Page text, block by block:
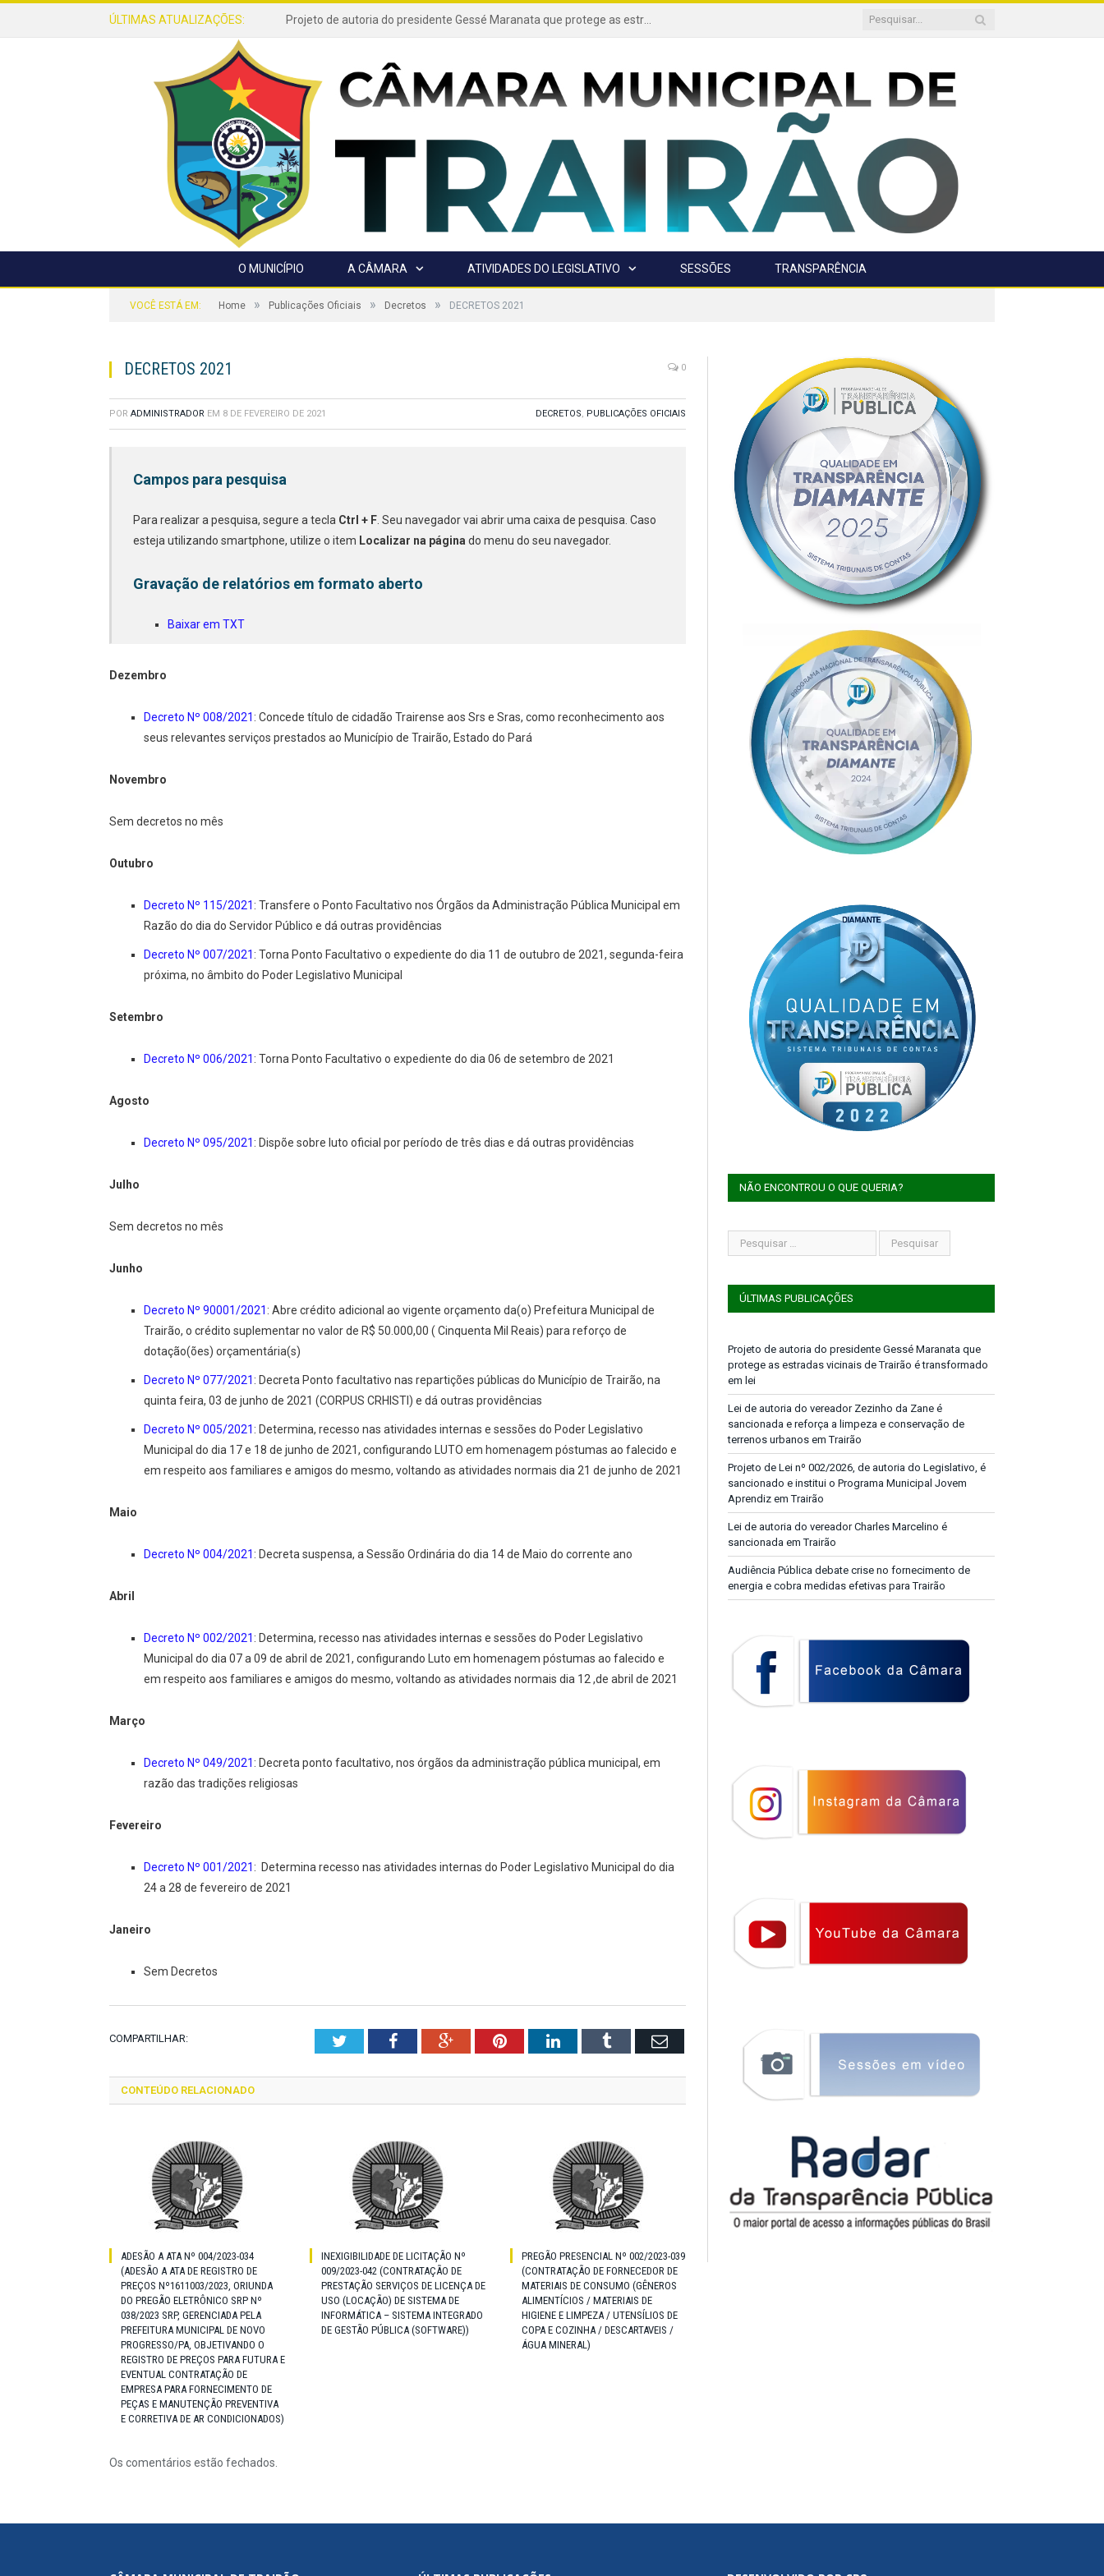
ÚLTIMAS ATUALIZAÇÕES: Projeto de autoria do presidente Gessé Maranata que protege as estradas vicinais de Trairão é transformado em lei
O MUNICÍPIO A CÂMARA ATIVIDADES DO LEGISLATIVO SESSÕES TRANSPARÊNCIA
VOCÊ ESTÁ EM: Home » Publicações Oficiais » Decretos » DECRETOS 2021
DECRETOS 2021 0
POR ADMINISTRADOR EM 8 DE FEVEREIRO DE 2021 DECRETOS, PUBLICAÇÕES OFICIAIS
Campos para pesquisa
Para realizar a pesquisa, segure a tecla Ctrl + F. Seu navegador vai abrir uma caixa de pesquisa. Caso
esteja utilizando smartphone, utilize o item Localizar na página do menu do seu navegador.
Gravação de relatórios em formato aberto
Baixar em TXT
Dezembro
Decreto Nº 008/2021 : Concede título de cidadão Trairense aos Srs e Sras, como reconhecimento aos
seus relevantes serviços prestados ao Município de Trairão, Estado do Pará
Novembro
Sem decretos no mês
Outubro
Decreto Nº 115/2021 : Transfere o Ponto Facultativo nos Órgãos da Administração Pública Municipal em
Razão do dia do Servidor Público e dá outras providências
Decreto Nº 007/2021 : Torna Ponto Facultativo o expediente do dia 11 de outubro de 2021, segunda-feira
próxima, no âmbito do Poder Legislativo Municipal
Setembro
Decreto Nº 006/2021 : Torna Ponto Facultativo o expediente do dia 06 de setembro de 2021
Agosto
Decreto Nº 095/2021 : Dispõe sobre luto oficial por período de três dias e dá outras providências
Julho
Sem decretos no mês
Junho
Decreto Nº 90001/2021 : Abre crédito adicional ao vigente orçamento da(o) Prefeitura Municipal de
Trairão, o crédito suplementar no valor de R$ 50.000,00 ( Cinquenta Mil Reais) para reforço de
dotação(ões) orçamentária(s)
Decreto Nº 077/2021 : Decreta Ponto facultativo nas repartições públicas do Município de Trairão, na
quinta feira, 03 de junho de 2021 (CORPUS CRHISTI) e dá outras providências
Decreto Nº 005/2021 : Determina, recesso nas atividades internas e sessões do Poder Legislativo
Municipal do dia 17 e 18 de junho de 2021, configurando LUTO em homenagem póstumas ao falecido e
em respeito aos familiares e amigos do mesmo, voltando as atividades normais dia 21 de junho de 2021
Maio
Decreto Nº 004/2021 : Decreta suspensa, a Sessão Ordinária do dia 14 de Maio do corrente ano
Abril
Decreto Nº 002/2021 : Determina, recesso nas atividades internas e sessões do Poder Legislativo
Municipal do dia 07 a 09 de abril de 2021, configurando Luto em homenagem póstumas ao falecido e
em respeito aos familiares e amigos do mesmo, voltando as atividades normais dia 12 ,de abril de 2021
Março
Decreto Nº 049/2021 : Decreta ponto facultativo, nos órgãos da administração pública municipal, em
razão das tradições religiosas
Fevereiro
Decreto Nº 001/2021 : Determina recesso nas atividades internas do Poder Legislativo Municipal do dia
24 a 28 de fevereiro de 2021
Janeiro
Sem Decretos
COMPARTILHAR: TwitterFacebookGoogle+PinterestLinkedInTumblr Email
CONTEÚDO RELACIONADO
ADESÃO A ATA Nº 004/2023-034
(ADESÃO A ATA DE REGISTRO DE
PREÇOS Nº1611003/2023, ORIUNDA
DO PREGÃO ELETRÔNICO SRP Nº
038/2023 SRP, GERENCIADA PELA
PREFEITURA MUNICIPAL DE NOVO
PROGRESSO/PA, OBJETIVANDO O
REGISTRO DE PREÇOS PARA FUTURA E
EVENTUAL CONTRATAÇÃO DE
EMPRESA PARA FORNECIMENTO DE
PEÇAS E MANUTENÇÃO PREVENTIVA
E CORRETIVA DE AR CONDICIONADOS)
INEXIGIBILIDADE DE LICITAÇÃO Nº
009/2023-042 (CONTRATAÇÃO DE
PRESTAÇÃO SERVIÇOS DE LICENÇA DE
USO (LOCAÇÃO) DE SISTEMA DE
INFORMÁTICA – SISTEMA INTEGRADO
DE GESTÃO PÚBLICA (SOFTWARE))
PREGÃO PRESENCIAL Nº 002/2023-039
(CONTRATAÇÃO DE FORNECEDOR DE
MATERIAIS DE CONSUMO (GÊNEROS
ALIMENTÍCIOS / MATERIAIS DE
HIGIENE E LIMPEZA / UTENSÍLIOS DE
COPA E COZINHA / DESCARTAVEIS /
ÁGUA MINERAL)
Os comentários estão fechados.
NÃO ENCONTROU O QUE QUERIA?
ÚLTIMAS PUBLICAÇÕES
Projeto de autoria do presidente Gessé Maranata que
protege as estradas vicinais de Trairão é transformado
em lei
Lei de autoria do vereador Zezinho da Zane é
sancionada e reforça a limpeza e conservação de
terrenos urbanos em Trairão
Projeto de Lei nº 002/2026, de autoria do Legislativo, é
sancionado e institui o Programa Municipal Jovem
Aprendiz em Trairão
Lei de autoria do vereador Charles Marcelino é
sancionada em Trairão
Audiência Pública debate crise no fornecimento de
energia e cobra medidas efetivas para Trairão